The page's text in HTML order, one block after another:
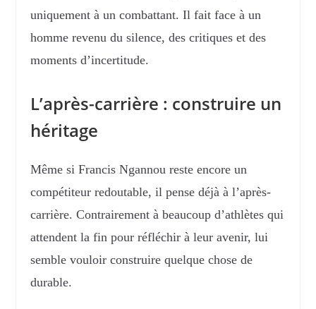
uniquement à un combattant. Il fait face à un
homme revenu du silence, des critiques et des
moments d’incertitude.
L’après-carrière : construire un
héritage
Même si Francis Ngannou reste encore un
compétiteur redoutable, il pense déjà à l’après-
carrière. Contrairement à beaucoup d’athlètes qui
attendent la fin pour réfléchir à leur avenir, lui
semble vouloir construire quelque chose de
durable.